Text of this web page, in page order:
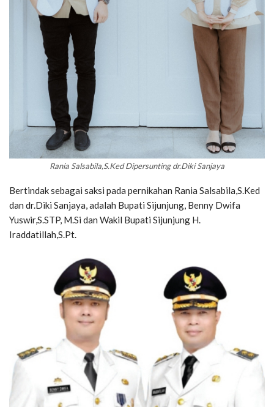
Rania Salsabila,S.Ked Dipersunting dr.Diki Sanjaya
Bertindak sebagai saksi pada pernikahan Rania Salsabila,S.Ked
dan dr.Diki Sanjaya, adalah Bupati Sijunjung, Benny Dwifa
Yuswir,S.STP, M.Si dan Wakil Bupati Sijunjung H.
Iraddatillah,S.Pt.